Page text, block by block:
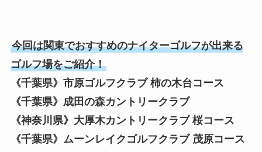
今回は関東でおすすめのナイターゴルフが出来る
ゴルフ場をご紹介！
《千葉県》市原ゴルフクラブ 柿の木台コース
《千葉県》成田の森カントリークラブ
《神奈川県》大厚木カントリークラブ 桜コース
《千葉県》ムーンレイクゴルフクラブ 茂原コース